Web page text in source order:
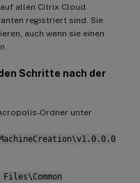
allen Citrix Cloud
registriert sind. Sie
auch wenn sie einen
Schritte nach der
Ordner unter